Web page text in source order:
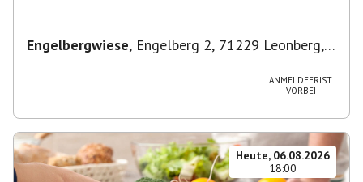
Engelbergwiese, Engelberg 2, 71229 Leonberg,
ANMELDEFRIST
VORBEI
Heute, 06.08.2026
18:00